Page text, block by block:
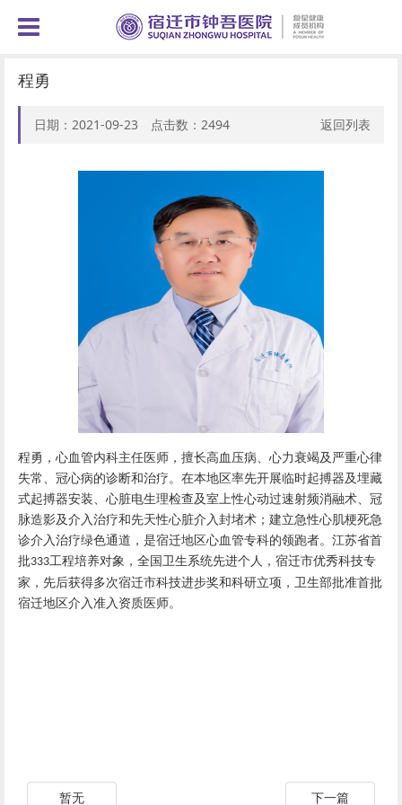
程勇
日期：2021-09-23 点击数： 2494 返回列表
程勇，心血管内科主任医师 ， 擅长高血压病、心力衰竭及严重心律
失常、冠心病的诊断和治疗。在本地区率先开展临时起搏器及埋藏
式起搏器安装、心脏电生理检查及室上性心动过速射频消融术、冠
脉造影及介入治疗和先天性心脏介入封堵术；建立急性心肌梗死急
诊介入治疗绿色通道，是宿迁地区心血管专科的领跑者。 江苏省首
批333工程培养对象，全国卫生系统先进个人，宿迁市优秀科技专
家，先后获得多次宿迁市科技进步奖和科研立项，卫生部批准首批
宿迁地区介入准入资质医师。
暂无 下一篇